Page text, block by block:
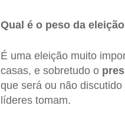
Qual é o peso da
É uma eleição muito
casas, e sobretudo o
que será ou não
líderes tomam.